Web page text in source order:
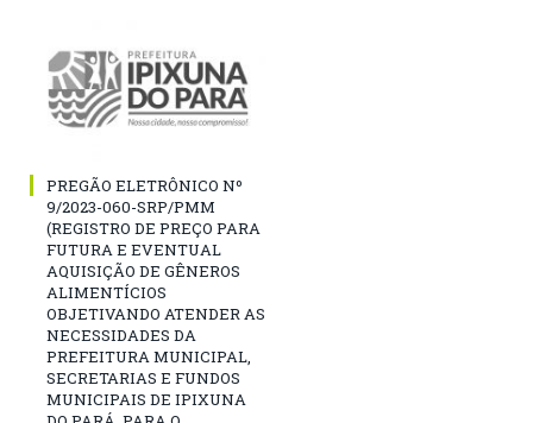
PREGÃO ELETRÔNICO Nº
9/2023-060-SRP/PMM
(REGISTRO DE PREÇO PARA
FUTURA E EVENTUAL
AQUISIÇÃO DE GÊNEROS
ALIMENTÍCIOS
OBJETIVANDO ATENDER AS
NECESSIDADES DA
PREFEITURA MUNICIPAL,
SECRETARIAS E FUNDOS
MUNICIPAIS DE IPIXUNA